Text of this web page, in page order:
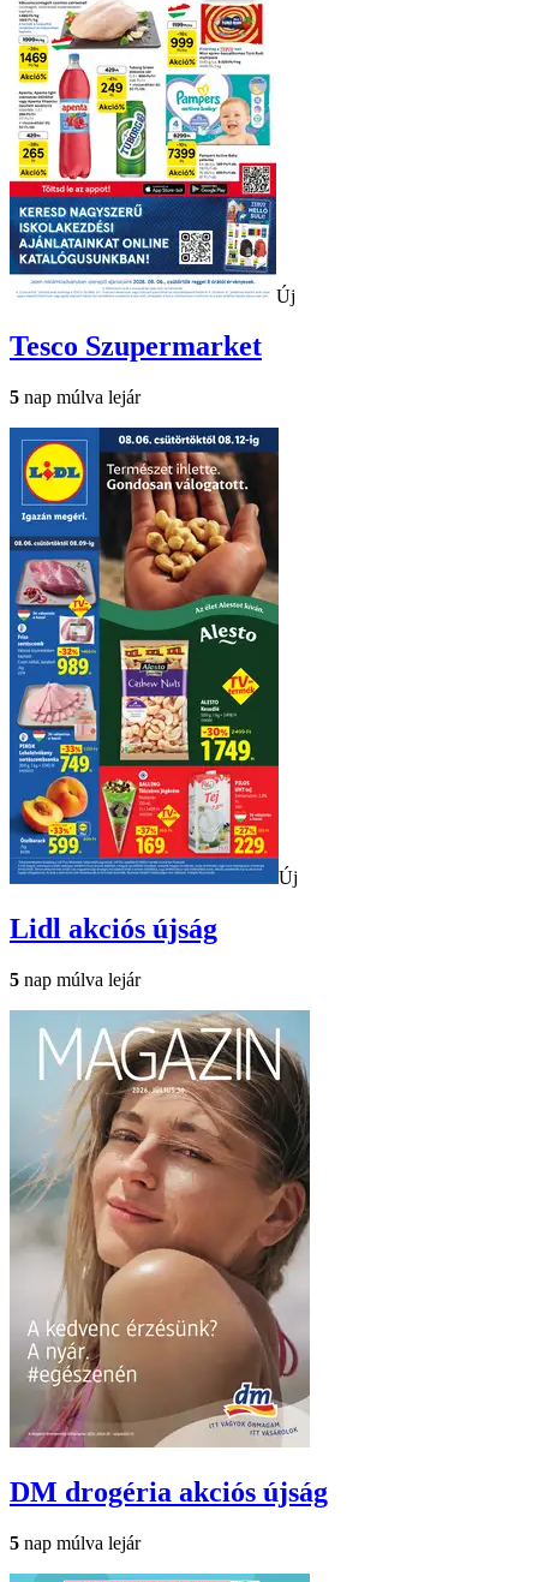
Új
Tesco Szupermarket
5 nap múlva lejár
Új
Lidl akciós újság
5 nap múlva lejár
DM drogéria akciós újság
5 nap múlva lejár